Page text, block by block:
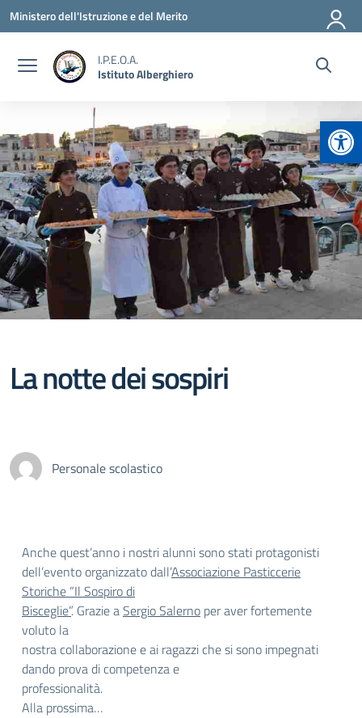
Vai ai contenuti
Vai al menu di navigazione
Vai al footer
Ministero dell'Istruzione e del Merito
I.P.E.O.A.
Istituto Alberghiero
La notte dei sospiri
Personale scolastico
Anche quest’anno i nostri alunni sono stati protagonisti
dell’evento organizzato dall’Associazione Pasticcerie
Storiche “Il Sospiro di
Bisceglie”. Grazie aSergio Salerno per aver fortemente
voluto la
nostra collaborazione e ai ragazzi che si sono impegnati
dando prova di competenza e
professionalità.
Alla prossima…